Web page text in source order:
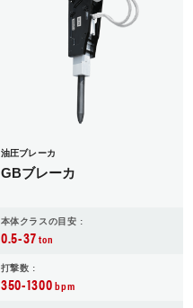
油圧ブレーカ
GBブレーカ
本体クラスの目安 :
0.5-37ton
打撃数 :
350-1300bpm